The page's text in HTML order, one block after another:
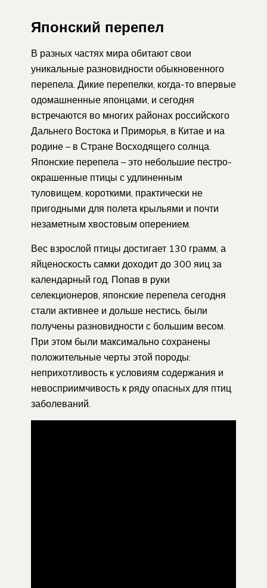
Японский перепел
В разных частях мира обитают свои
уникальные разновидности обыкновенного
перепела. Дикие перепелки, когда-то впервые
одомашненные японцами, и сегодня
встречаются во многих районах российского
Дальнего Востока и Приморья, в Китае и на
родине – в Стране Восходящего солнца.
Японские перепела – это небольшие пестро-
окрашенные птицы с удлиненным
туловищем, короткими, практически не
пригодными для полета крыльями и почти
незаметным хвостовым оперением.
Вес взрослой птицы достигает 130 грамм, а
яйценоскость самки доходит до 300 яиц за
календарный год. Попав в руки
селекционеров, японские перепела сегодня
стали активнее и дольше нестись, были
получены разновидности с большим весом.
При этом были максимально сохранены
положительные черты этой породы:
неприхотливость к условиям содержания и
невосприимчивость к ряду опасных для птиц
заболеваний.